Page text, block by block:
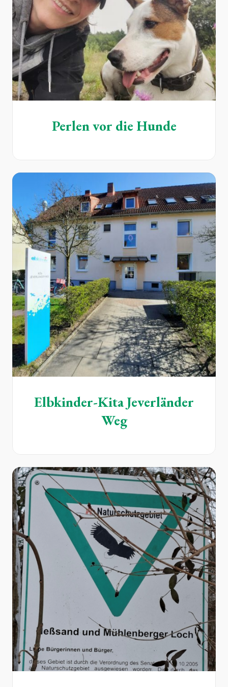
Perlen vor die Hunde
Elbkinder-Kita Jeverländer
Weg